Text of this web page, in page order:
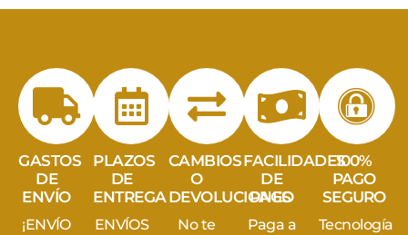
GASTOS
DE
ENVÍO
¡ENVÍO
PLAZOS
DE
ENTREGA
ENVÍOS
CAMBIOS
O
DEVOLUCIONES
No te
FACILIDADES
DE
PAGO
Paga a
100%
PAGO
SEGURO
Tecnología